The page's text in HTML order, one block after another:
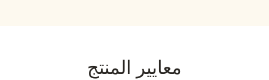
معايير المنتج